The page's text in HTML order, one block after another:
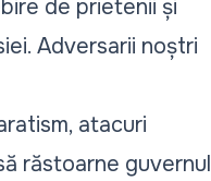
de prietenii și
Adversarii noștri
atacuri
răstoarne guvernul